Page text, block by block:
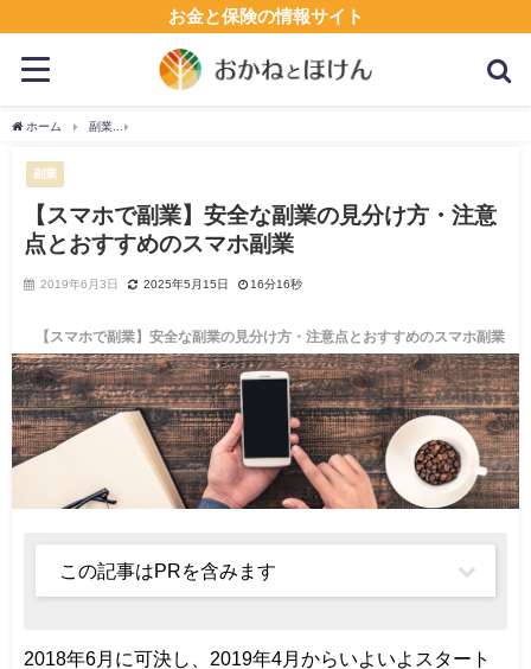
お金と保険の情報サイト
ホーム 副業
副業
【スマホで副業】安全な副業の見分け方・注意
点とおすすめのスマホ副業
2019年6月3日 2025年5月15日 16分16秒
【スマホで副業】安全な副業の見分け方・注意点とおすすめのスマホ副業
この記事はPRを含みます
2018年6月に可決し、2019年4月からいよいよスタート